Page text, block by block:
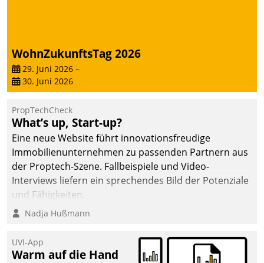
automatisiert ausgelöste,
zielgerichtete
Mieterbefragungen – eine
starke Grundlage für
intelligente,
datengestützte
Entscheidungen.
WohnZukunftsTag 2026
29. Juni 2026 –
30. Juni 2026
PropTechCheck
What’s up, Start-up?
Eine neue Website führt innovationsfreudige
Immobilienunternehmen zu passenden Partnern aus
der Proptech-Szene. Fallbeispiele und Video-
Interviews liefern ein sprechendes Bild der Potenziale
und Fähigkeiten.
Nadja Hußmann
UVI-App
Warm auf die Hand